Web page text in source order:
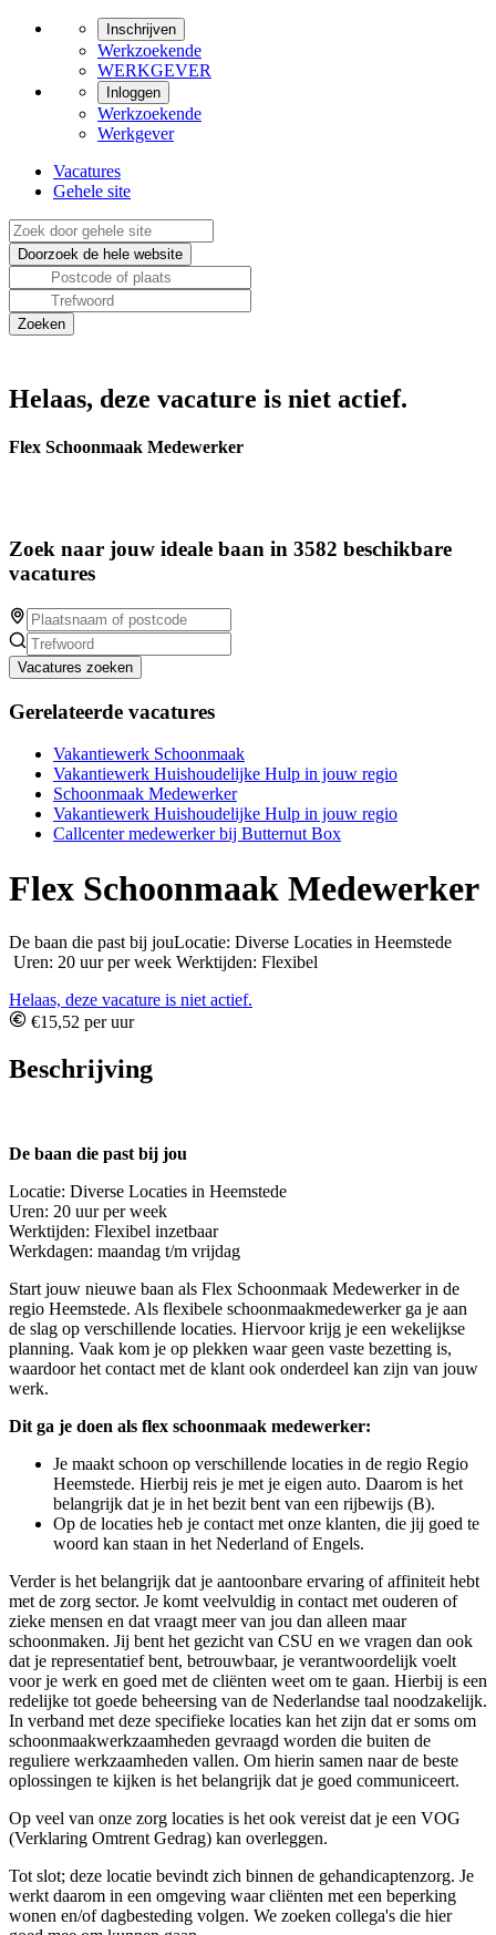
Inschrijven
Werkzoekende
WERKGEVER
Inloggen
Werkzoekende
Werkgever
Vacatures
Gehele site
Helaas, deze vacature is niet actief.
Flex Schoonmaak Medewerker
Zoek naar jouw ideale baan in 3582 beschikbare
vacatures
Vacatures zoeken
Gerelateerde vacatures
Vakantiewerk Schoonmaak
Vakantiewerk Huishoudelijke Hulp in jouw regio
Schoonmaak Medewerker
Vakantiewerk Huishoudelijke Hulp in jouw regio
Callcenter medewerker bij Butternut Box
Flex Schoonmaak Medewerker
De baan die past bij jouLocatie: Diverse Locaties in Heemstede
Uren: 20 uur per week Werktijden: Flexibel
Helaas, deze vacature is niet actief.
€15,52 per uur
Beschrijving
De baan die past bij jou
Locatie: Diverse Locaties in Heemstede
Uren: 20 uur per week
Werktijden: Flexibel inzetbaar
Werkdagen: maandag t/m vrijdag
Start jouw nieuwe baan als Flex Schoonmaak Medewerker in de
regio Heemstede. Als flexibele schoonmaakmedewerker ga je aan
de slag op verschillende locaties. Hiervoor krijg je een wekelijkse
planning. Vaak kom je op plekken waar geen vaste bezetting is,
waardoor het contact met de klant ook onderdeel kan zijn van jouw
werk.
Dit ga je doen als flex schoonmaak medewerker:
Je maakt schoon op verschillende locaties in de regio Regio
Heemstede. Hierbij reis je met je eigen auto. Daarom is het
belangrijk dat je in het bezit bent van een rijbewijs (B).
Op de locaties heb je contact met onze klanten, die jij goed te
woord kan staan in het Nederland of Engels.
Verder is het belangrijk dat je aantoonbare ervaring of affiniteit hebt
met de zorg sector. Je komt veelvuldig in contact met ouderen of
zieke mensen en dat vraagt meer van jou dan alleen maar
schoonmaken. Jij bent het gezicht van CSU en we vragen dan ook
dat je representatief bent, betrouwbaar, je verantwoordelijk voelt
voor je werk en goed met de cliënten weet om te gaan. Hierbij is een
redelijke tot goede beheersing van de Nederlandse taal noodzakelijk.
In verband met deze specifieke locaties kan het zijn dat er soms om
schoonmaakwerkzaamheden gevraagd worden die buiten de
reguliere werkzaamheden vallen. Om hierin samen naar de beste
oplossingen te kijken is het belangrijk dat je goed communiceert.
Op veel van onze zorg locaties is het ook vereist dat je een VOG
(Verklaring Omtrent Gedrag) kan overleggen.
Tot slot; deze locatie bevindt zich binnen de gehandicaptenzorg. Je
werkt daarom in een omgeving waar cliënten met een beperking
wonen en/of dagbesteding volgen. We zoeken collega's die hier